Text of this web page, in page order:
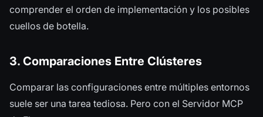
comprender el orden de implementación y los posibles
cuellos de botella.
3. Comparaciones Entre Clústeres
Comparar las configuraciones entre múltiples entornos
suele ser una tarea tediosa. Pero con el Servidor MCP